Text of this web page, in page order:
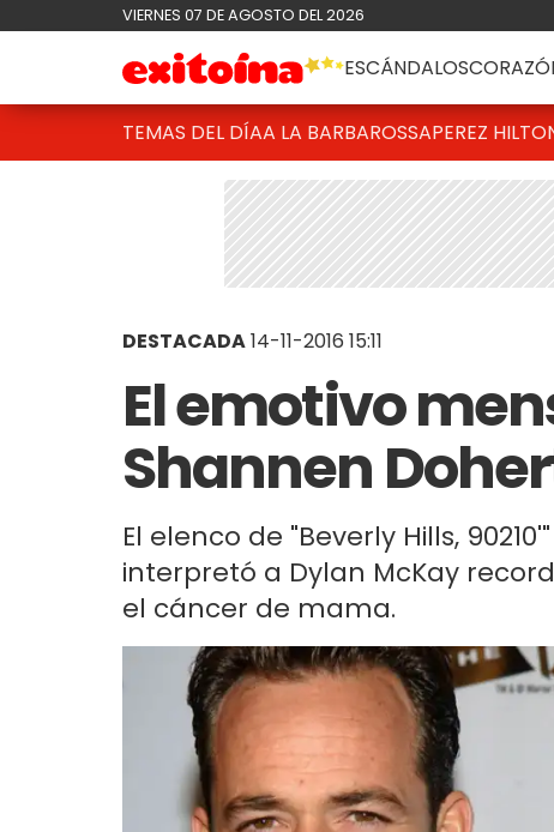
VIERNES 07 DE AGOSTO DEL 2026
ESCÁNDALOS
TEMAS DEL DÍAA LA BARBAROSSAPEREZ
DESTACADA14-11-2016 15:11
El emotivo
Shannen
El elenco de "Beverly Hills,
interpretó a Dylan McKay
el cáncer de mama.